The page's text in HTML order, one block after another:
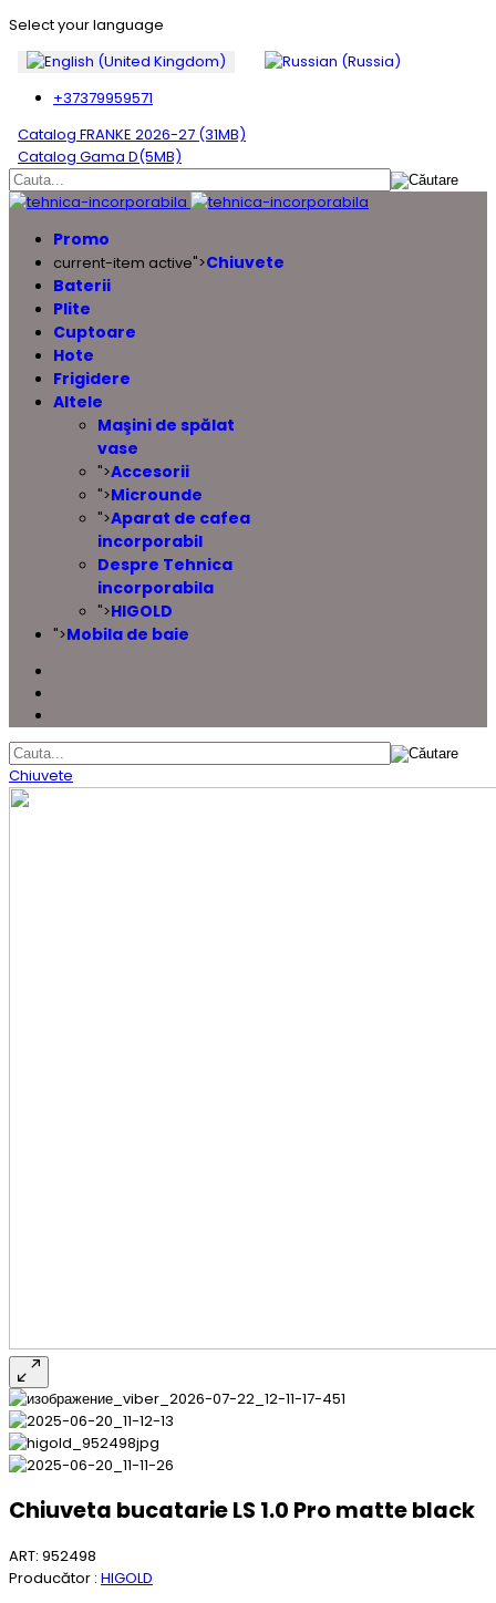
Select your language
+37379959571
Catalog FRANKE 2026-27 (31MB)
Catalog Gama D(5MB)
Promo
current-item active">Chiuvete
Baterii
Plite
Cuptoare
Hote
Frigidere
Altele
Maşini de spălat
vase
">Accesorii
">Microunde
">Aparat de cafea
incorporabil
Despre Tehnica
incorporabila
">HIGOLD
">Mobila de baie
Chiuvete
Chiuveta bucatarie LS 1.0 Pro matte black
ART: 952498
Producător : HIGOLD